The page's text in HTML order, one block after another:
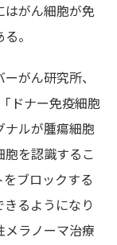
はがん細胞が免
。
がん研究所、
ドナー免疫細胞
ナルが腫瘍細胞
を認識するこ
ブロックする
るようになり
メラノーマ治療